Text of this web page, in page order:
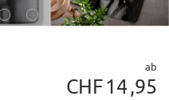
ab
CHF14 95